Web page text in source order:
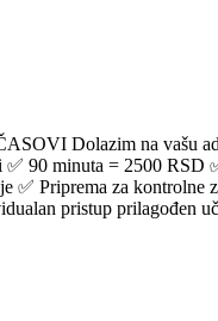
Dolazim na vašu
✅ 90 minuta = 2500 RSD
✅ Priprema za kontrolne
pristup prilagođen